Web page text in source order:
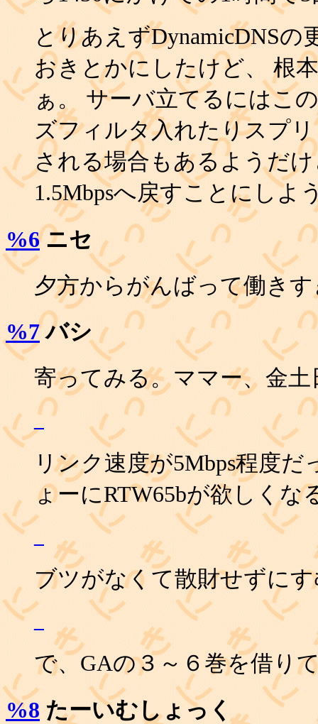
とりあえずDynamicDNSの
おきとかにしたけど、 根
ぁ。 サーバ立てるにはこ
ズフィルタ入れたりスプ
される場合もあるようだ
1.5Mbpsへ戻すことにしよ
%6ニセ
夕方からがんばって働き
%7バシ
寄ってみる。ママー、金
_
リンク速度が5Mbps程度
ょーにRTW65bが欲しく
ブツがなくて散財せずに
で、GAの３～６巻を借り
%8 たーいむしょっく